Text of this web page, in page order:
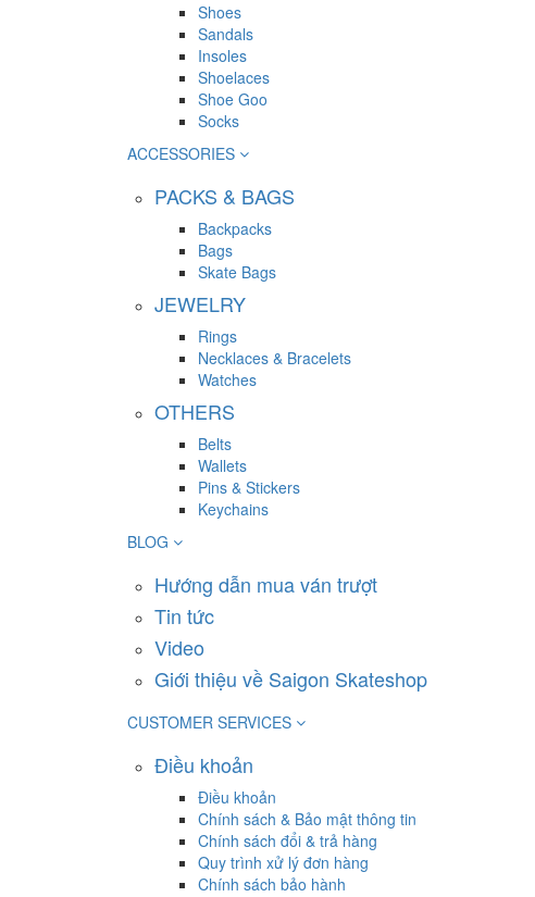
Shoes
Sandals
Insoles
Shoelaces
Shoe Goo
Socks
ACCESSORIES
PACKS & BAGS
Backpacks
Bags
Skate Bags
JEWELRY
Rings
Necklaces & Bracelets
Watches
OTHERS
Belts
Wallets
Pins & Stickers
Keychains
BLOG
Hướng dẫn mua ván trượt
Tin tức
Video
Giới thiệu về Saigon Skateshop
CUSTOMER SERVICES
Điều khoản
Điều khoản
Chính sách & Bảo mật thông tin
Chính sách đổi & trả hàng
Quy trình xử lý đơn hàng
Chính sách bảo hành